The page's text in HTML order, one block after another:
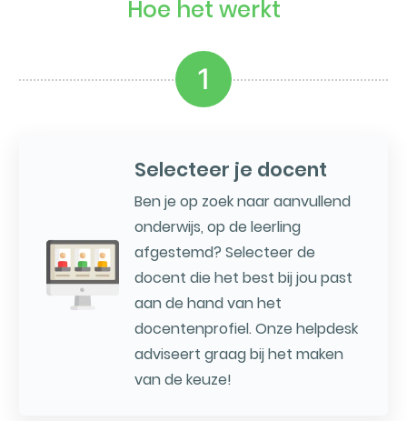
Hoe het werkt
1
Selecteer je docent
Ben je op zoek naar aanvullend
onderwijs, op de leerling
afgestemd? Selecteer de
docent die het best bij jou past
aan de hand van het
docentenprofiel. Onze helpdesk
adviseert graag bij het maken
van de keuze!